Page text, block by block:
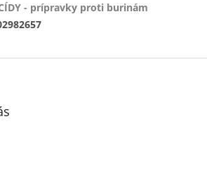
- prípravky proti burinám